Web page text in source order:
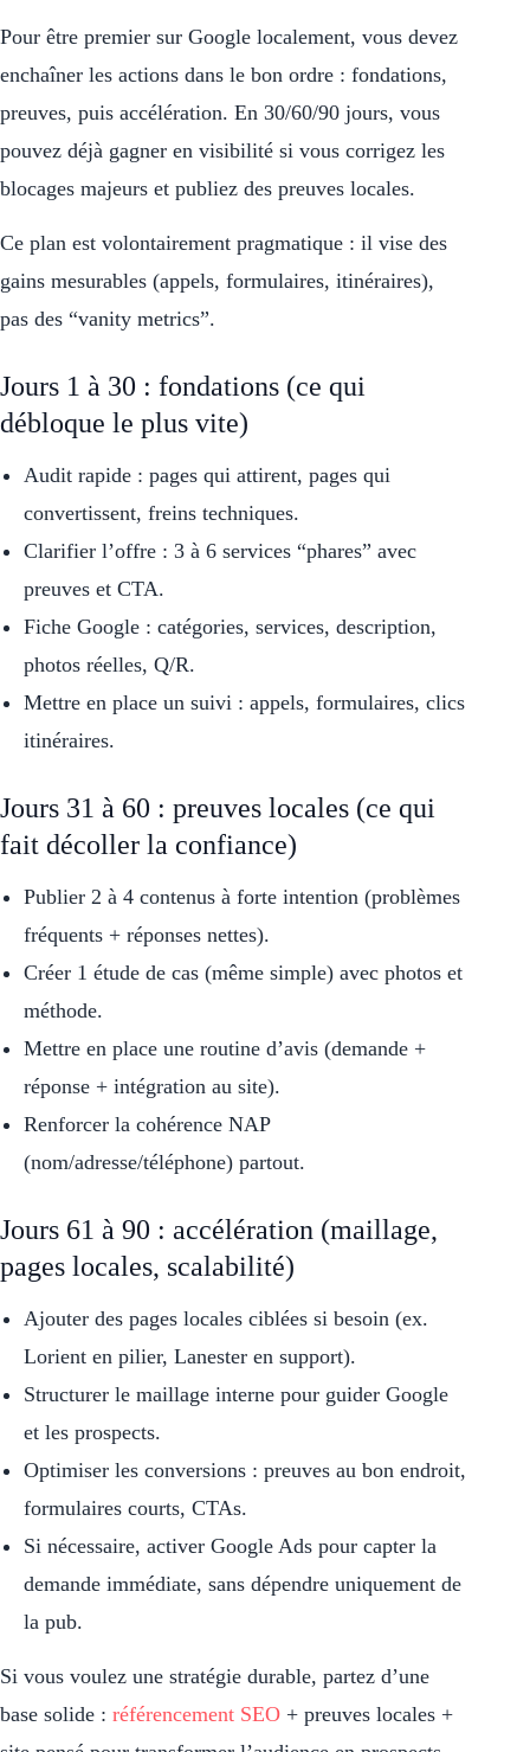
Pour être premier sur Google localement, vous devez
enchaîner les actions dans le bon ordre : fondations,
preuves, puis accélération. En 30/60/90 jours, vous
pouvez déjà gagner en visibilité si vous corrigez les
blocages majeurs et publiez des preuves locales.
Ce plan est volontairement pragmatique : il vise des
gains mesurables (appels, formulaires, itinéraires),
pas des “vanity metrics”.
Jours 1 à 30 : fondations (ce qui
débloque le plus vite)
Audit rapide : pages qui attirent, pages qui
convertissent, freins techniques.
Clarifier l’offre : 3 à 6 services “phares” avec
preuves et CTA.
Fiche Google : catégories, services, description,
photos réelles, Q/R.
Mettre en place un suivi : appels, formulaires, clics
itinéraires.
Jours 31 à 60 : preuves locales (ce qui
fait décoller la confiance)
Publier 2 à 4 contenus à forte intention (problèmes
fréquents + réponses nettes).
Créer 1 étude de cas (même simple) avec photos et
méthode.
Mettre en place une routine d’avis (demande +
réponse + intégration au site).
Renforcer la cohérence NAP
(nom/adresse/téléphone) partout.
Jours 61 à 90 : accélération (maillage,
pages locales, scalabilité)
Ajouter des pages locales ciblées si besoin (ex.
Lorient en pilier, Lanester en support).
Structurer le maillage interne pour guider Google
et les prospects.
Optimiser les conversions : preuves au bon endroit,
formulaires courts, CTAs.
Si nécessaire, activer Google Ads pour capter la
demande immédiate, sans dépendre uniquement de
la pub.
Si vous voulez une stratégie durable, partez d’une
base solide : référencement SEO + preuves locales +